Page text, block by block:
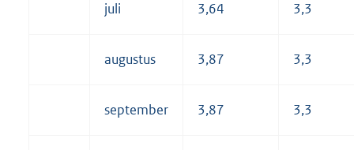
juli 3,64 3,3
augustus 3,87 3,3
september 3,87 3,3